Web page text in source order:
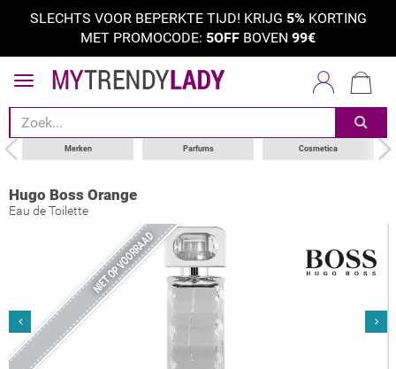
SLECHTS VOOR BEPERKTE TIJD! KRIJG 5%KORTING
MET PROMOCODE: 5OFF BOVEN 99€
Merken Parfums Cosmetica
Hugo Boss Orange
Eau de Toilette
NIET OP VOORRAAD